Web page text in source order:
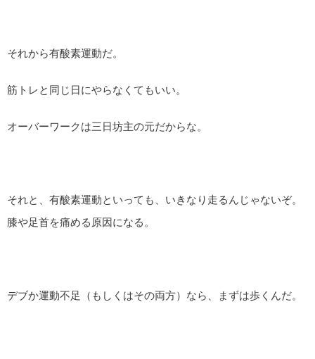
それから有酸素運動だ。
筋トレと同じ日にやらなくてもいい。
オーバーワークは三日坊主の元だからな。
それと、有酸素運動といっても、いきなり走るんじゃないぞ。
膝や足首を痛める原因になる。
デブか運動不足（もしくはその両方）なら、まずは歩くんだ。